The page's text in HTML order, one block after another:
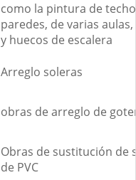
como la pintura de
paredes, de varias
y huecos de escalera
Arreglo soleras
obras de arreglo de
Obras de sustitución de
de PVC